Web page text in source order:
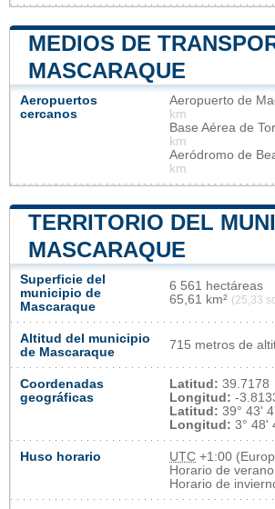
MEDIOS DE
MASCARAQUE
Aeropuertos
cercanos
Aeropuerto de
km
Base Aérea de
km
Aeródromo de
km
TERRITORIO DEL
MASCARAQUE
Superficie del
municipio de
Mascaraque
6 561 hectáreas
65,61 km² (25,33
Altitud del municipio
de Mascaraque
715 metros de
Coordenadas
geográficas
Latitud: 39.7178
Longitud: -
Latitud: 39° 43'
Longitud: 3° 48'
Huso horario UTC +1:00
Horario de
Horario de